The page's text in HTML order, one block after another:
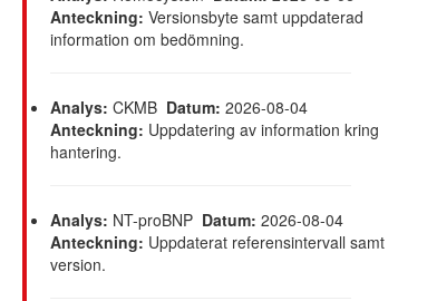
Anteckning: Versionsbyte samt uppdaterad
information om bedömning.
Analys: CKMB Datum: 2026-08-04
Anteckning: Uppdatering av information kring
hantering.
Analys: NT-proBNP Datum: 2026-08-04
Anteckning: Uppdaterat referensintervall samt
version.